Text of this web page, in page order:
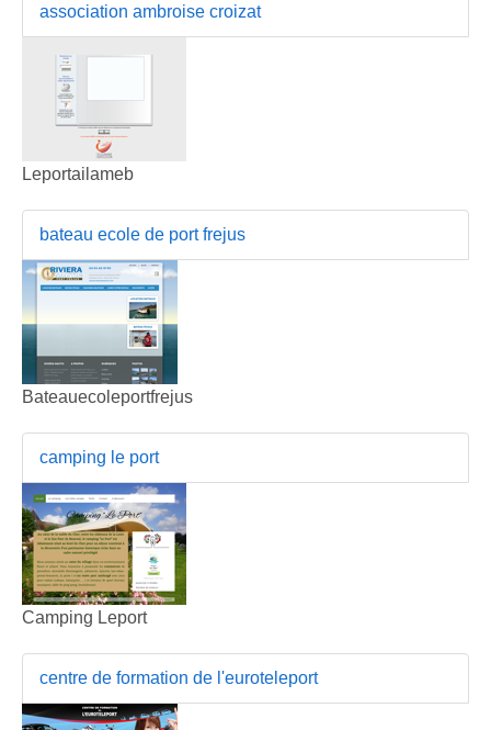
association ambroise croizat
Leportailameb
bateau ecole de port frejus
Bateauecoleportfrejus
camping le port
Camping Leport
centre de formation de l'euroteleport